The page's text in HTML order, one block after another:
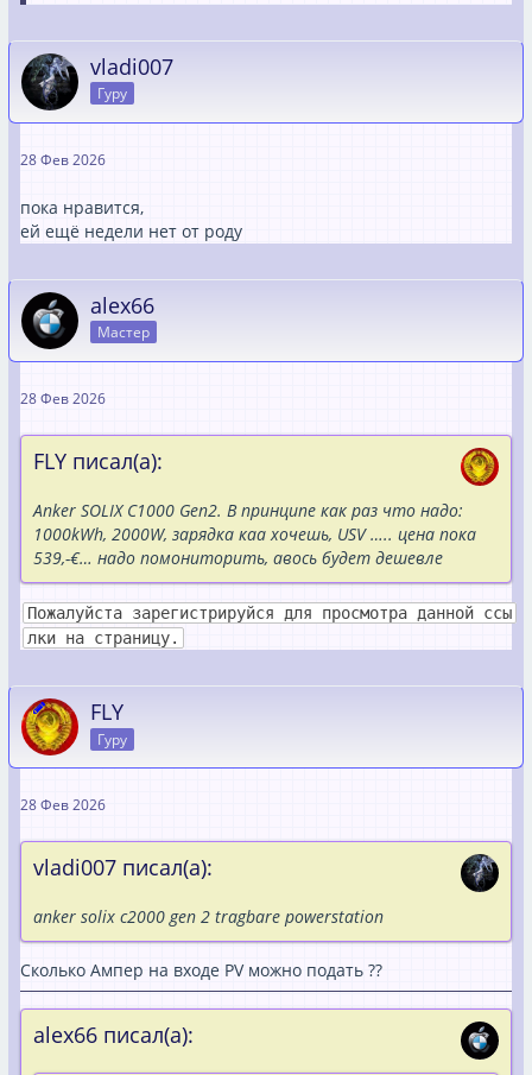
vladi007
Гуру
28 Фев 2026
пока нравится,
ей ещё недели нет от роду
alex66
Мастер
28 Фев 2026
FLY писал(а):
Anker SOLIX C1000 Gen2. В принципе как раз что надо:
1000kWh, 2000W, зарядка каа хочешь, USV ….. цена пока
539,-€… надо помониторить, авось будет дешевле
Пожалуйста зарегистрируйся для просмотра данной ссы
лки на страницу.
FLY
Гуру
28 Фев 2026
vladi007 писал(а):
anker solix c2000 gen 2 tragbare powerstation
Сколько Ампер на входе PV можно подать ??
alex66 писал(а):